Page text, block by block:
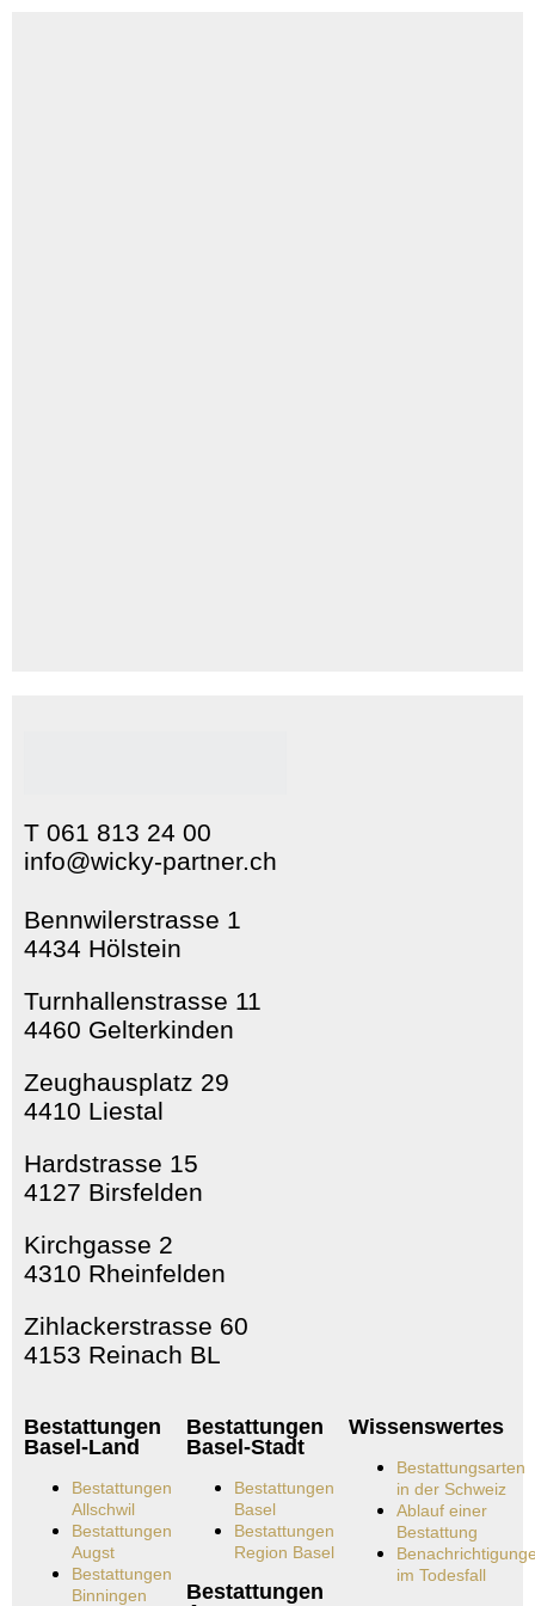
T 061 813 24 00
info@wicky-partner.ch
Bennwilerstrasse 1
4434 Hölstein
Turnhallenstrasse 11
4460 Gelterkinden
Zeughausplatz 29
4410 Liestal
Hardstrasse 15
4127 Birsfelden
Kirchgasse 2
4310 Rheinfelden
Zihlackerstrasse 60
4153 Reinach BL
Bestattungen
Basel-Land
Bestattungen
Allschwil
Bestattungen
Augst
Bestattungen
Binningen
Bestattungen
Basel-Stadt
Bestattungen
Basel
Bestattungen
Region Basel
Bestattungen
Wissenswertes
Bestattungsarten
in der Schweiz
Ablauf einer
Bestattung
im Todesfall